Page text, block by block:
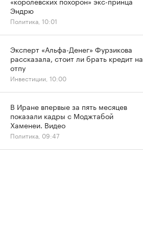
Эндрю
Политика, 10:01
Эксперт «Альфа-Денег» Фурзикова
рассказала, стоит ли брать кредит на
отпу
Инвестиции, 10:00
В Иране впервые за пять месяцев
показали кадры с Моджтабой
Хаменеи. Видео
Политика, 09:47